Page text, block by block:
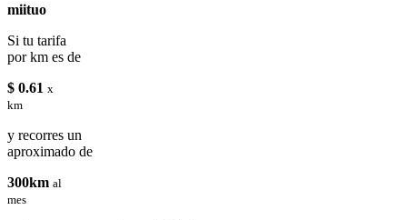
miituo
Si tu tarifa
por km es de
$ 0.61 x
km
y recorres un
aproximado de
300km al
mes